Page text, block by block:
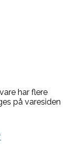
har flere
på varesiden